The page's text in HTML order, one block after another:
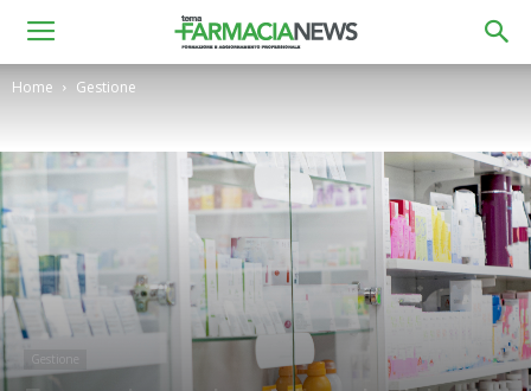
Home Gestione
Gestione